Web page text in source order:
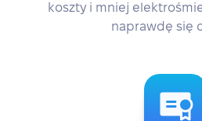
koszty i mniej
naprawdę się